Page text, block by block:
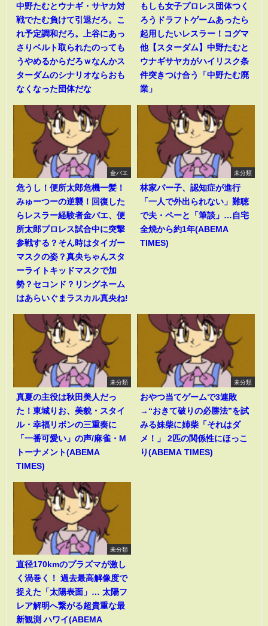
中野たむとウナギ・サヤカ対
戦でたむ負けて引退だろ。こ
れ予定調和だろ。上谷にあっ
さりベルト取られたのっても
うやめるからだろｗなんかス
ターダムのシナリオならおも
なくなった団体だな
もしも女子プロレス団体つく
ろうドラフトゲームあったら
起用したいレスラー！コグマ
他【スターダム】中野たむと
ウナギサヤカがハイリスク条
件突きつけ合う「中野たむ廃
業」
金バエ
危うし！便所太郎危機一髪！
みゅーつーの逆襲！回復した
らレスラー経験者金バエ、便
所太郎プロレス試合中に突撃
参戦する？そん時はタイガー
マスクの姿？真央ちゃんスタ
ーライトキッドマスクで加
勢？セコンド？リングネーム
はあらいぐまラスカル真央ね!
未分類
林家パー子、認知症が進行
「一人で外出られない」難聴
で夫・ペーと「筆談」…自宅
全焼から約1年(ABEMA
TIMES)
未分類
真夏の主役は秋田美人だっ
た！東城りお、美貌・スタイ
ル・幸福リボンの三重奏に
「一番可愛い」の声/麻雀・M
トーナメント(ABEMA
TIMES)
未分類
おやつ当てゲームで3連敗
→“おきて破りの必勝法”を試
みる妹柴に姉柴「それはダ
メ！」 2匹の関係性にほっこ
り(ABEMA TIMES)
未分類
直径170kmのプラズマが激し
く渦巻く！ 過去最高解像度で
捉えた「太陽表面」… 太陽フ
レア解明へ繋がる超貴重な最
新観測 ハワイ(ABEMA